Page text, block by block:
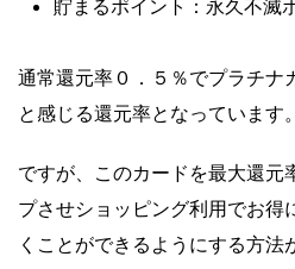
貯まるポイント：永久不滅
通常還元率０．５％でプラチナ
と感じる還元率となっています。
ですが、このカードを最大還元
プさせショッピング利用でお得
くことができるようにする方法